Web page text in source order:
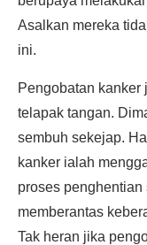
Asalkan mereka
ini.
Pengobatan kanker
telapak tangan.
sembuh sekejap.
kanker ialah
proses
memberantas
Tak heran jika